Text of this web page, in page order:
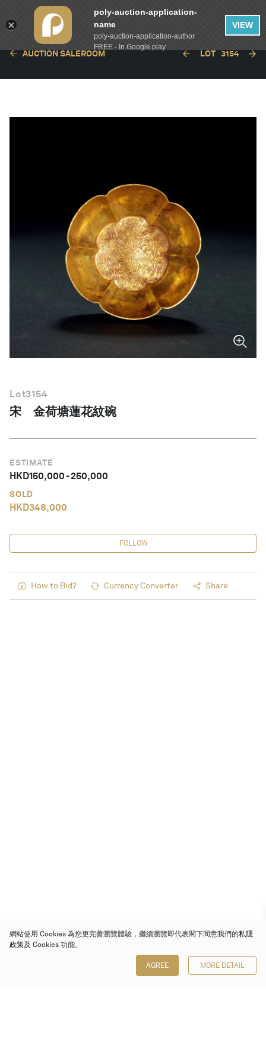
AUCTION SALEROOM LOT 3154
Lot3154
宋 金荷塘蓮花紋碗
ESTIMATE
HKD150,000-250,000
SOLD
HKD348,000
FOLLOW
How to Bid? Currency Converter Share
網站使用 Cookies 為您更完善瀏覽體驗，繼續瀏覽即代表閣下同意我們的私隱
政策及 Cookies 功能。
AGREE MORE DETAIL
poly-auction-application-
name
poly-auction-application-author
FREE - In Google play
VIEW